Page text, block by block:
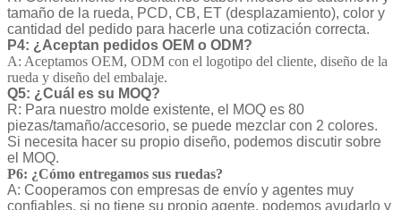
tamaño de la rueda, PCD, CB, ET (desplazamiento), color y
cantidad del pedido para hacerle una cotización correcta.
P4: ¿Aceptan pedidos OEM o ODM?
A: Aceptamos OEM, ODM con el logotipo del cliente, diseño de la
rueda y diseño del embalaje.
Q5: ¿Cuál es su MOQ?
R: Para nuestro molde existente, el MOQ es 80
piezas/tamaño/accesorio, se puede mezclar con 2 colores.
Si necesita hacer su propio diseño, podemos discutir sobre
el MOQ.
P6: ¿Cómo entregamos sus ruedas?
A: Cooperamos con empresas de envío y agentes muy
confiables, si no tiene su propio agente, podemos ayudarlo y